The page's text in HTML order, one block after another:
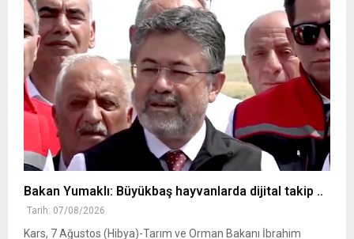
Bakan Yumaklı: Büyükbaş hayvanlarda dijital takip ..
Tarih: 07/08/2026
Kars, 7 Ağustos (Hibya)-Tarım ve Orman Bakanı İbrahim